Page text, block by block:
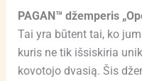
PAGAN™ džemperis
Tai yra būtent tai, ko
kuris ne tik išsiskiria
kovotojo dvasią. Šis